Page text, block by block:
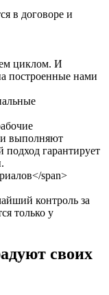
в договоре и
циклом. И
построенные нами
выполняют
подход гарантирует
контроль за
только у
своих